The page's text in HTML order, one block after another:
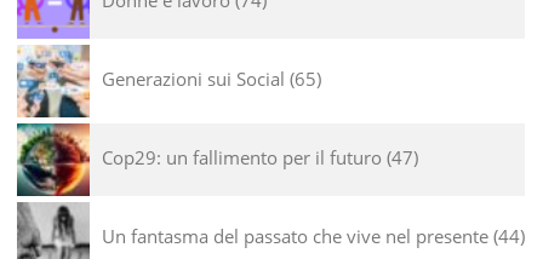
Generazioni sui Social 65
Cop29: un fallimento per il futuro 47
Un fantasma del passato che vive nel presente 44